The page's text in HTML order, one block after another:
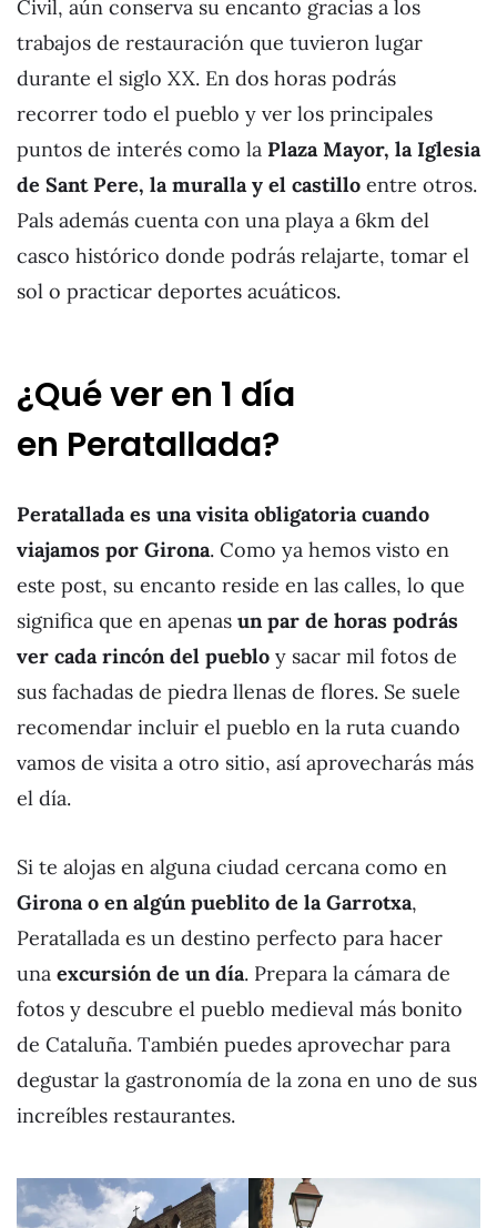
Civil, aún conserva su encanto gracias a los
trabajos de restauración que tuvieron lugar
durante el siglo XX. En dos horas podrás
recorrer todo el pueblo y ver los principales
puntos de interés como la Plaza Mayor, la Iglesia
de Sant Pere, la muralla y el castillo entre otros.
Pals además cuenta con una playa a 6km del
casco histórico donde podrás relajarte, tomar el
sol o practicar deportes acuáticos.
¿Qué ver en 1 día
en Peratallada?
Peratallada es una visita obligatoria cuando
viajamos por Girona. Como ya hemos visto en
este post, su encanto reside en las calles, lo que
significa que en apenas un par de horas podrás
ver cada rincón del pueblo y sacar mil fotos de
sus fachadas de piedra llenas de flores. Se suele
recomendar incluir el pueblo en la ruta cuando
vamos de visita a otro sitio, así aprovecharás más
el día.
Si te alojas en alguna ciudad cercana como en
Girona o en algún pueblito de la Garrotxa,
Peratallada es un destino perfecto para hacer
una excursión de un día. Prepara la cámara de
fotos y descubre el pueblo medieval más bonito
de Cataluña. También puedes aprovechar para
degustar la gastronomía de la zona en uno de sus
increíbles restaurantes.